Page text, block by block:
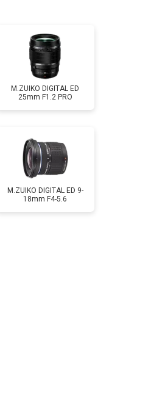
M.ZUIKO DIGITAL ED
25mm F1.2 PRO
M.ZUIKO DIGITAL ED 9-
18mm F4-5.6